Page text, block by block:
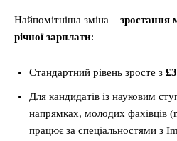
Найпомітніша зміна – зростання
річної зарплати:
Стандартний рівень зросте з
Для кандидатів із науковим
напрямках, молодих фахівців
працює за спеціальностями з